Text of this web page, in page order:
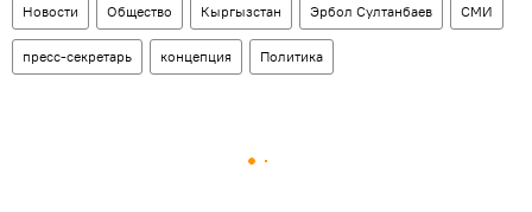
Новости Общество Кыргызстан Эрбол Султанбаев СМИ
пресс-секретарь концепция Политика